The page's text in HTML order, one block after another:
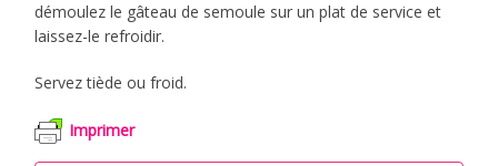
démoulez le gâteau de semoule sur un plat de service et
laissez-le refroidir.
Servez tiède ou froid.
Imprimer